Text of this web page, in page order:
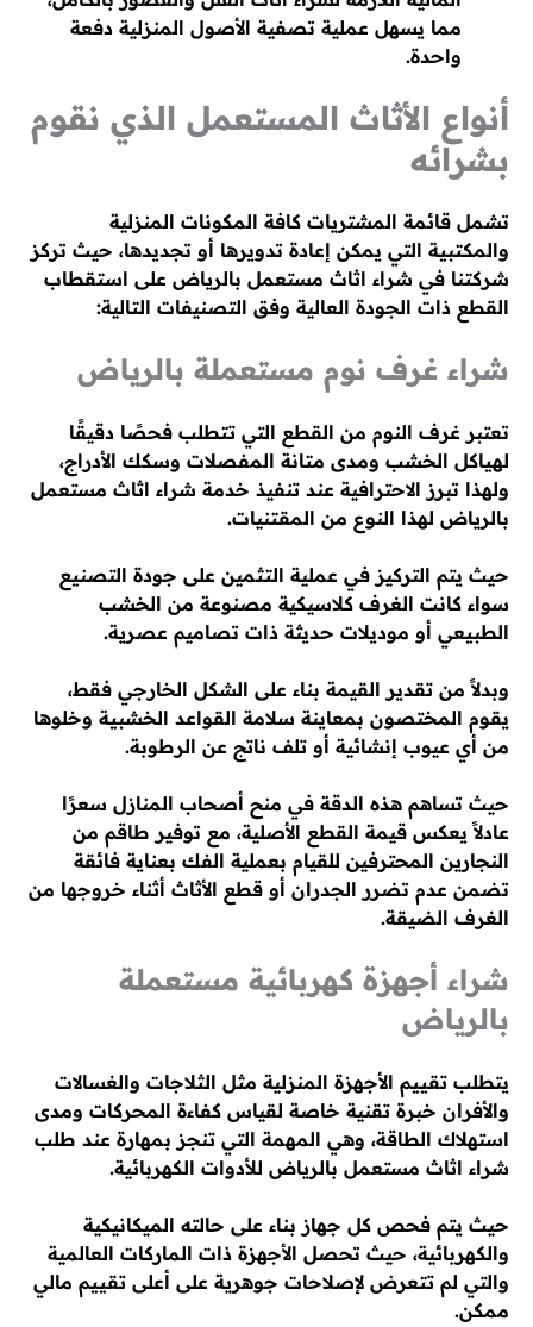
مما يسهل عملية تصفية الأصول المنزلية دفعة
واحدة.
أنواع الأثاث المستعمل الذي نقوم
بشرائه
تشمل قائمة المشتريات كافة المكونات المنزلية
والمكتبية التي يمكن إعادة تدويرها أو تجديدها، حيث تركز
شركتنا في شراء اثاث مستعمل بالرياض على استقطاب
القطع ذات الجودة العالية وفق التصنيفات التالية:
شراء غرف نوم مستعملة بالرياض
تعتبر غرف النوم من القطع التي تتطلب فحصًا دقيقًا
لهياكل الخشب ومدى متانة المفصلات وسكك الأدراج،
ولهذا تبرز الاحترافية عند تنفيذ خدمة شراء اثاث مستعمل
بالرياض لهذا النوع من المقتنيات.
حيث يتم التركيز في عملية التثمين على جودة التصنيع
سواء كانت الغرف كلاسيكية مصنوعة من الخشب
الطبيعي أو موديلات حديثة ذات تصاميم عصرية.
وبدلاً من تقدير القيمة بناء على الشكل الخارجي فقط،
يقوم المختصون بمعاينة سلامة القواعد الخشبية وخلوها
من أي عيوب إنشائية أو تلف ناتج عن الرطوبة.
حيث تساهم هذه الدقة في منح أصحاب المنازل سعرًا
عادلاً يعكس قيمة القطع الأصلية، مع توفير طاقم من
النجارين المحترفين للقيام بعملية الفك بعناية فائقة
تضمن عدم تضرر الجدران أو قطع الأثاث أثناء خروجها من
الغرف الضيقة.
شراء أجهزة كهربائية مستعملة
بالرياض
يتطلب تقييم الأجهزة المنزلية مثل الثلاجات والغسالات
والأفران خبرة تقنية خاصة لقياس كفاءة المحركات ومدى
استهلاك الطاقة، وهي المهمة التي تنجز بمهارة عند طلب
شراء اثاث مستعمل بالرياض للأدوات الكهربائية.
حيث يتم فحص كل جهاز بناء على حالته الميكانيكية
والكهربائية، حيث تحصل الأجهزة ذات الماركات العالمية
والتي لم تتعرض لإصلاحات جوهرية على أعلى تقييم مالي
ممكن.